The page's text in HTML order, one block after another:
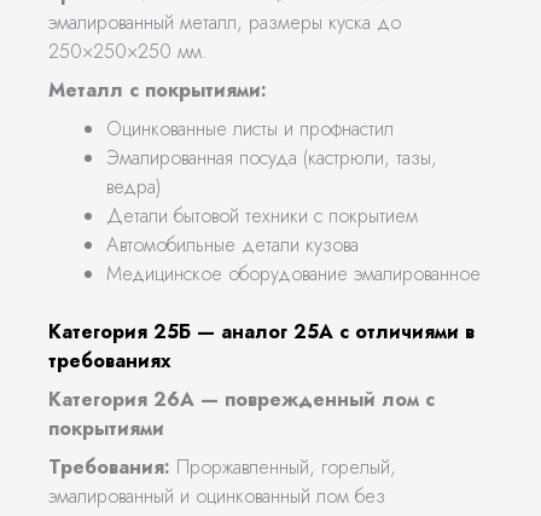
эмалированный металл, размеры куска до
250×250×250 мм.
Металл с покрытиями:
Оцинкованные листы и профнастил
Эмалированная посуда (кастрюли, тазы,
ведра)
Детали бытовой техники с покрытием
Автомобильные детали кузова
Медицинское оборудование эмалированное
Категория 25Б — аналог 25А с отличиями в
требованиях
Категория 26А — поврежденный лом с
покрытиями
Требования: Проржавленный, горелый,
эмалированный и оцинкованный лом без